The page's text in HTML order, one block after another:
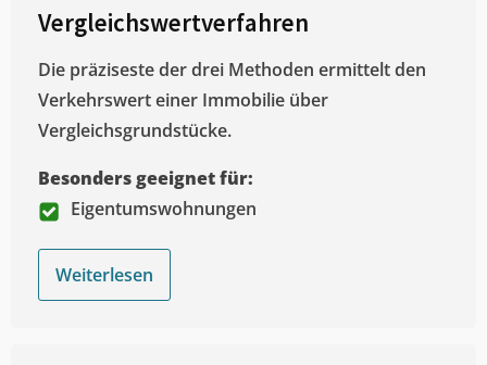
Vergleichswertverfahren
Die präziseste der drei Methoden ermittelt den
Verkehrswert einer Immobilie über
Vergleichsgrundstücke.
Besonders geeignet für:
Eigentumswohnungen
Weiterlesen